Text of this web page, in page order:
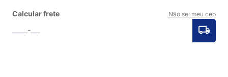
Calcular frete Não sei meu cep